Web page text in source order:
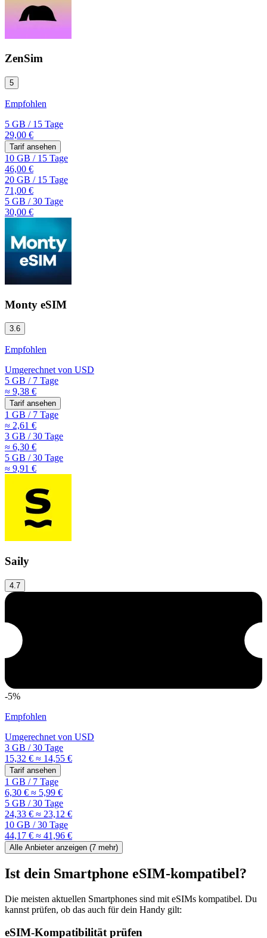
ZenSim
5
Empfohlen
5 GB /15 Tage
29,00 €
Tarif ansehen
10 GB /15 Tage
46,00 €
20 GB /15 Tage
71,00 €
5 GB /30 Tage
30,00 €
Monty eSIM
3.6
Empfohlen
Umgerechnet von USD
5 GB /7 Tage
≈ 9,38 €
Tarif ansehen
1 GB /7 Tage
≈ 2,61 €
3 GB /30 Tage
≈ 6,30 €
5 GB /30 Tage
≈ 9,91 €
Saily
4.7
-5%
Empfohlen
Umgerechnet von USD
3 GB /30 Tage
15,32 € ≈ 14,55 €
Tarif ansehen
1 GB /7 Tage
6,30 € ≈ 5,99 €
5 GB /30 Tage
24,33 € ≈ 23,12 €
10 GB /30 Tage
44,17 € ≈ 41,96 €
Alle Anbieter anzeigen (7 mehr)
Ist dein Smartphone eSIM-kompatibel?
Die meisten aktuellen Smartphones sind mit eSIMs kompatibel. Du
kannst prüfen, ob das auch für dein Handy gilt:
eSIM-Kompatibilität prüfen